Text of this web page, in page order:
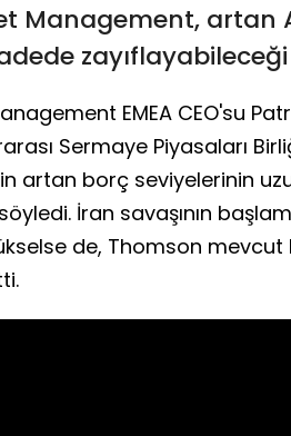
Management, artan
EMEA CEO'su
Sermaye Piyasaları
artan borç seviyelerinin
İran savaşının
de, Thomson